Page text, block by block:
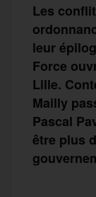
Les
leur
Force
Lille.
Mailly
Pascal
être plus